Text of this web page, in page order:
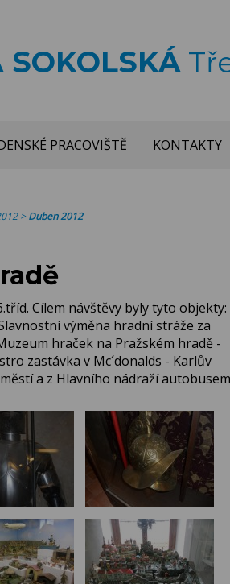
PRACOVIŠTĚ KONTAKTY
>Duben 2012
Cílem návštěvy byly tyto objekty:
výměna hradní stráže za
hraček na Pražském hradě -
zastávka v Mc´donalds - Karlův
a z Hlavního nádraží autobusem